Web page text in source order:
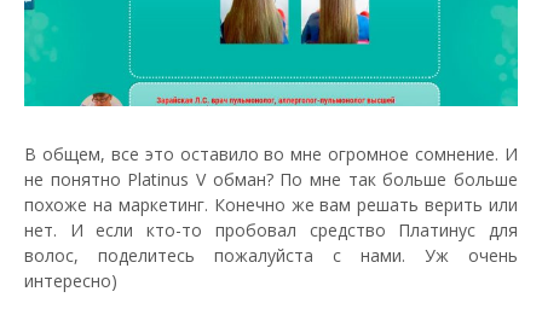
В общем, все это оставило во мне огромное сомнение. И
не понятно Platinus V обман? По мне так больше больше
похоже на маркетинг. Конечно же вам решать верить или
нет. И если кто-то пробовал средство Платинус для
волос, поделитесь пожалуйста с нами. Уж очень
интересно)